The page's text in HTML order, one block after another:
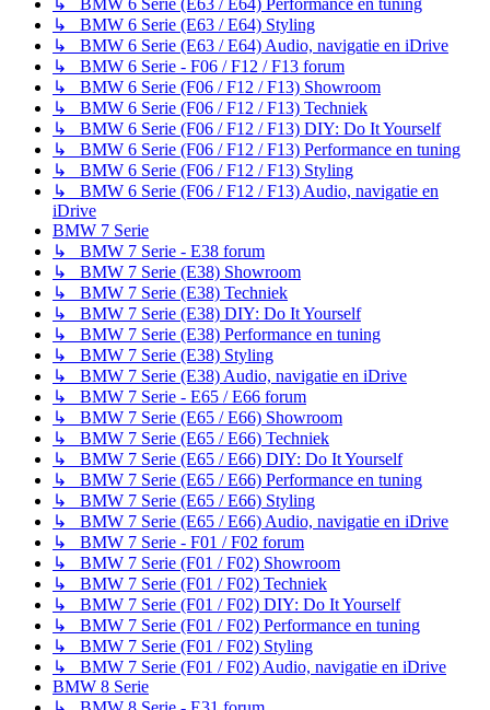
↳ BMW 6 Serie (E63 / E64) Styling
↳ BMW 6 Serie (E63 / E64) Audio, navigatie en iDrive
↳ BMW 6 Serie - F06 / F12 / F13 forum
↳ BMW 6 Serie (F06 / F12 / F13) Showroom
↳ BMW 6 Serie (F06 / F12 / F13) Techniek
↳ BMW 6 Serie (F06 / F12 / F13) DIY: Do It Yourself
↳ BMW 6 Serie (F06 / F12 / F13) Performance en tuning
↳ BMW 6 Serie (F06 / F12 / F13) Styling
↳ BMW 6 Serie (F06 / F12 / F13) Audio, navigatie en
iDrive
BMW 7 Serie
↳ BMW 7 Serie - E38 forum
↳ BMW 7 Serie (E38) Showroom
↳ BMW 7 Serie (E38) Techniek
↳ BMW 7 Serie (E38) DIY: Do It Yourself
↳ BMW 7 Serie (E38) Performance en tuning
↳ BMW 7 Serie (E38) Styling
↳ BMW 7 Serie (E38) Audio, navigatie en iDrive
↳ BMW 7 Serie - E65 / E66 forum
↳ BMW 7 Serie (E65 / E66) Showroom
↳ BMW 7 Serie (E65 / E66) Techniek
↳ BMW 7 Serie (E65 / E66) DIY: Do It Yourself
↳ BMW 7 Serie (E65 / E66) Performance en tuning
↳ BMW 7 Serie (E65 / E66) Styling
↳ BMW 7 Serie (E65 / E66) Audio, navigatie en iDrive
↳ BMW 7 Serie - F01 / F02 forum
↳ BMW 7 Serie (F01 / F02) Showroom
↳ BMW 7 Serie (F01 / F02) Techniek
↳ BMW 7 Serie (F01 / F02) DIY: Do It Yourself
↳ BMW 7 Serie (F01 / F02) Performance en tuning
↳ BMW 7 Serie (F01 / F02) Styling
↳ BMW 7 Serie (F01 / F02) Audio, navigatie en iDrive
BMW 8 Serie